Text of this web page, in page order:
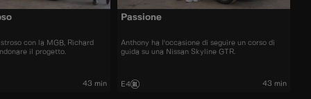
con la MGB, Richard
il progetto.
43 min
Passione
Anthony ha l'occasione di seguire un corso di
guida su una Nissan Skyline GTR.
E4 43 min